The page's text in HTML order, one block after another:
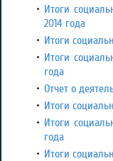
Итоги
2014 года
Итоги
Итоги
года
Отчет о
Итоги
Итоги
года
Итоги